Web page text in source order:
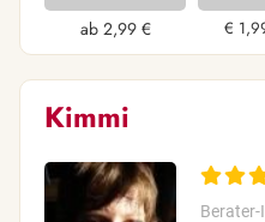
ab 2,99 €
€
Kimmi
Berater-